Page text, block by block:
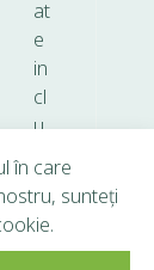
at
e
in
cl
u
T
V
A.
în care
sunteți